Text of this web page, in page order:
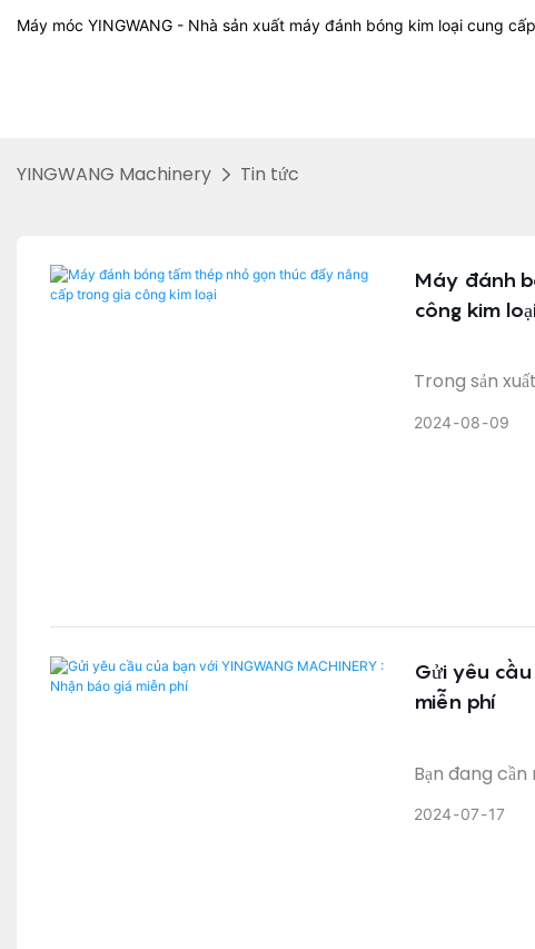
Máy móc YINGWANG - Nhà sản xuất máy đánh bóng kim loại cung
YINGWANG Machinery Tin tức
Máy đánh
công kim
Trong sản
thép tấm nhỏ
2024 08 09
Gửi yêu cầu
miễn phí
Bạn đang
2024 07 17